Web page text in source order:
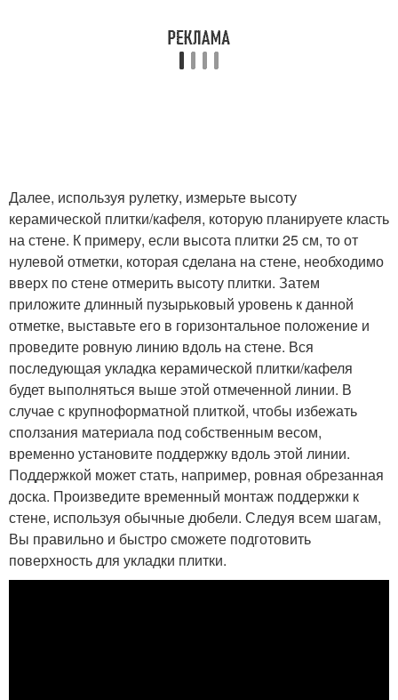
Далее, используя рулетку, измерьте высоту
керамической плитки/кафеля, которую планируете класть
на стене. К примеру, если высота плитки 25 см, то от
нулевой отметки, которая сделана на стене, необходимо
вверх по стене отмерить высоту плитки. Затем
приложите длинный пузырьковый уровень к данной
отметке, выставьте его в горизонтальное положение и
проведите ровную линию вдоль на стене. Вся
последующая укладка керамической плитки/кафеля
будет выполняться выше этой отмеченной линии. В
случае с крупноформатной плиткой, чтобы избежать
сползания материала под собственным весом,
временно установите поддержку вдоль этой линии.
Поддержкой может стать, например, ровная обрезанная
доска. Произведите временный монтаж поддержки к
стене, используя обычные дюбели. Следуя всем шагам,
Вы правильно и быстро сможете подготовить
поверхность для укладки плитки.